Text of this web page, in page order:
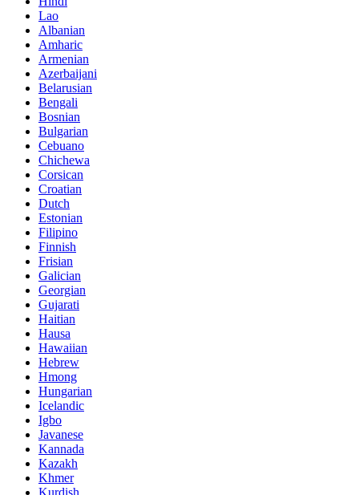
Lao
Albanian
Amharic
Armenian
Azerbaijani
Belarusian
Bengali
Bosnian
Bulgarian
Cebuano
Chichewa
Corsican
Croatian
Dutch
Estonian
Filipino
Finnish
Frisian
Galician
Georgian
Gujarati
Haitian
Hausa
Hawaiian
Hebrew
Hmong
Hungarian
Icelandic
Igbo
Javanese
Kannada
Kazakh
Khmer
Kurdish